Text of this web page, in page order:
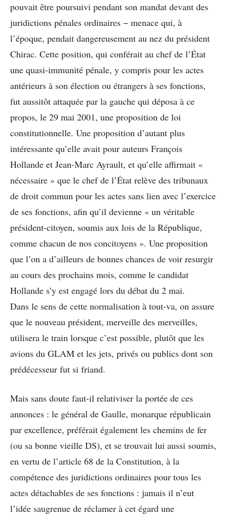
pouvait être poursuivi pendant son mandat devant des
juridictions pénales ordinaires − menace qui, à
l’époque, pendait dangereusement au nez du président
Chirac. Cette position, qui conférait au chef de l’État
une quasi-immunité pénale, y compris pour les actes
antérieurs à son élection ou étrangers à ses fonctions,
fut aussitôt attaquée par la gauche qui déposa à ce
propos, le 29 mai 2001, une proposition de loi
constitutionnelle. Une proposition d’autant plus
intéressante qu’elle avait pour auteurs François
Hollande et Jean-Marc Ayrault, et qu’elle affirmait «
nécessaire » que le chef de l’État relève des tribunaux
de droit commun pour les actes sans lien avec l’exercice
de ses fonctions, afin qu’il devienne « un véritable
président-citoyen, soumis aux lois de la République,
comme chacun de nos concitoyens ». Une proposition
que l’on a d’ailleurs de bonnes chances de voir resurgir
au cours des prochains mois, comme le candidat
Hollande s’y est engagé lors du débat du 2 mai.
Dans le sens de cette normalisation à tout-va, on assure
que le nouveau président, merveille des merveilles,
utilisera le train lorsque c’est possible, plutôt que les
avions du GLAM et les jets, privés ou publics dont son
prédécesseur fut si friand.
Mais sans doute faut-il relativiser la portée de ces
annonces : le général de Gaulle, monarque républicain
par excellence, préférait également les chemins de fer
(ou sa bonne vieille DS), et se trouvait lui aussi soumis,
en vertu de l’article 68 de la Constitution, à la
compétence des juridictions ordinaires pour tous les
actes détachables de ses fonctions : jamais il n’eut
l’idée saugrenue de réclamer à cet égard une